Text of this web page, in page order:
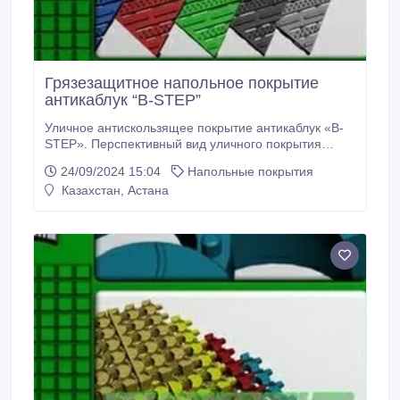
Грязезащитное напольное покрытие
антикаблук “B-STEP”
Уличное антискользящее покрытие антикаблук «B-
STEP». Перспективный вид уличного покрытия
структуру модуля, которая не позволяет застревать
женским шпилькам и каблукам. Антискользящие
24/09/2024 15:04
Напольные покрытия
Казахстан, Астана